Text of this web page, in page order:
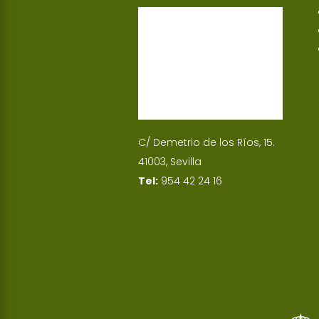
C/ Demetrio de los Ríos, 15.
41003, Sevilla
Tel: 954 42 24 16